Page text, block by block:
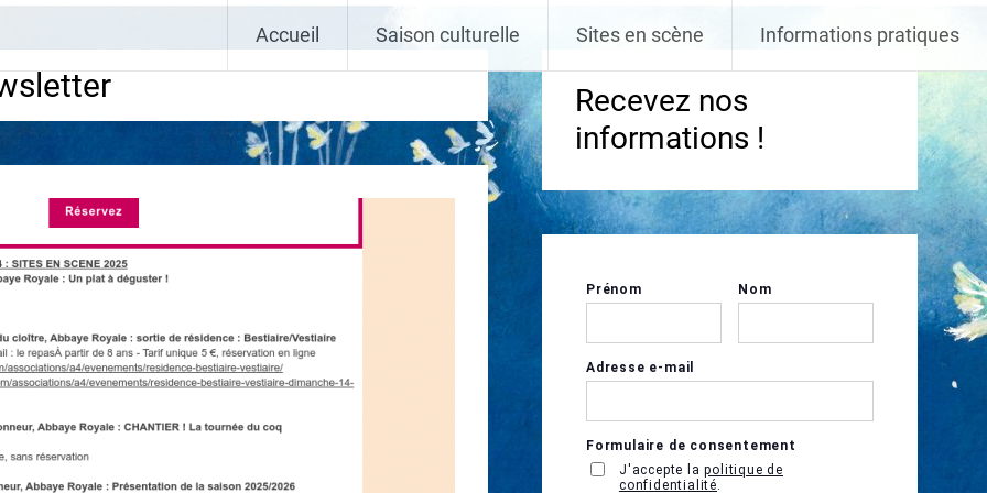
Accueil Saison culturelle Sites en scène Informations pratiques
Recevez nos
informations !